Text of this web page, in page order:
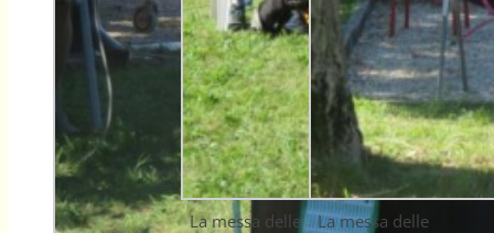
La messa delle
La messa delle